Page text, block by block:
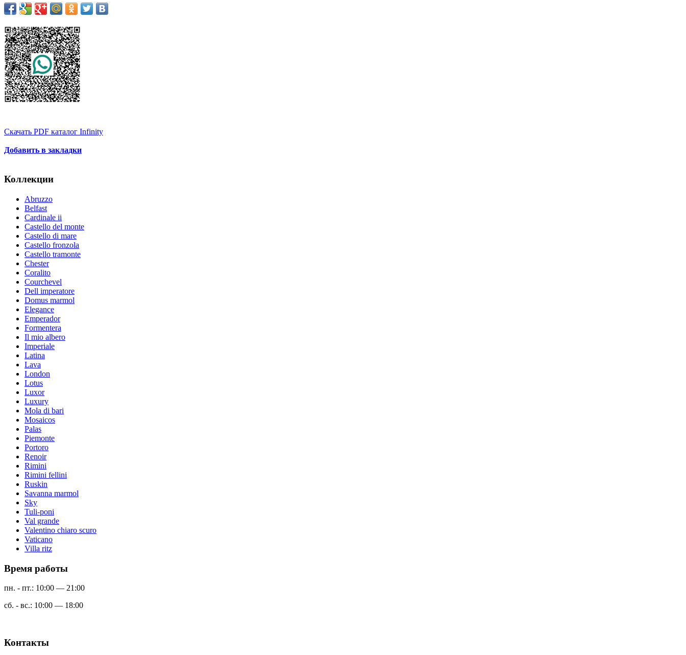
Скачать PDF каталог Infinity
Добавить в закладки
Коллекции
Abruzzo
Belfast
Cardinale ii
Castello del monte
Castello di mare
Castello fronzola
Castello tramonte
Chester
Coralito
Courchevel
Dell imperatore
Domus marmol
Elegance
Emperador
Formentera
Il mio albero
Imperiale
Latina
Lava
London
Lotus
Luxor
Luxury
Mola di bari
Mosaicos
Palas
Piemonte
Portoro
Renoir
Rimini
Rimini fellini
Ruskin
Savanna marmol
Sky
Tuli-poni
Val grande
Valentino chiaro scuro
Vaticano
Villa ritz
Время работы
пн. - пт.: 10:00 — 21:00
сб. - вс.: 10:00 — 18:00
Контакты